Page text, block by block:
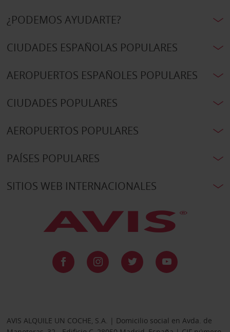
¿PODEMOS AYUDARTE?
CIUDADES ESPAÑOLAS POPULARES
AEROPUERTOS ESPAÑOLES POPULARES
CIUDADES POPULARES
AEROPUERTOS POPULARES
PAÍSES POPULARES
SITIOS WEB INTERNACIONALES
AVIS ALQUILE UN COCHE, S.A. | Domicilio social en Avda. de